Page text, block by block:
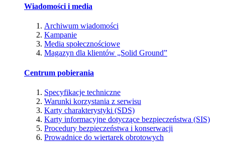
Wiadomości i media
Archiwum wiadomości
Kampanie
Media społecznościowe
Magazyn dla klientów „Solid Ground”
Centrum pobierania
Specyfikacje techniczne
Warunki korzystania z serwisu
Karty charakterystyki (SDS)
Karty informacyjne dotyczące bezpieczeństwa (SIS)
Procedury bezpieczeństwa i konserwacji
Prowadnice do wiertarek obrotowych